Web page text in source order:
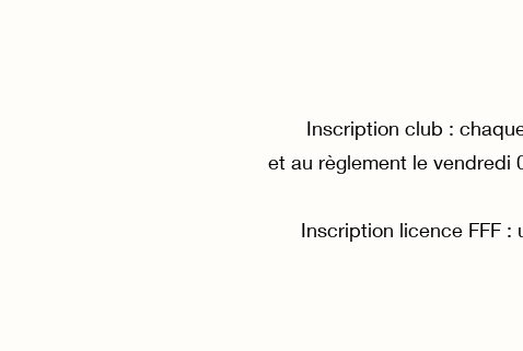
Inscription club : chaque
et au règlement le vendredi
Inscription licence FFF :